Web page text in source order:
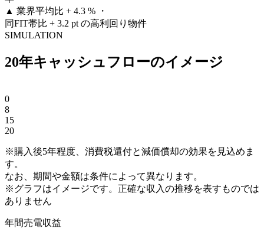
▲ 業界平均比 + 4.3 % ・
同FIT帯比 + 3.2 pt の高利回り物件
SIMULATION
20年キャッシュフローのイメージ
0
8
15
20
※購入後5年程度、消費税還付と減価償却の効果を見込めま
す。
なお、期間や金額は条件によって異なります。
※グラフはイメージです。正確な収入の推移を表すものでは
ありません
年間売電収益